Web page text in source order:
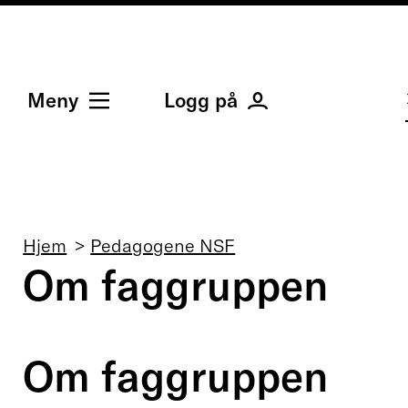
Meny Logg på
Navigasjonssti
Hjem Pedagogene NSF
Om faggruppen
Om faggruppen